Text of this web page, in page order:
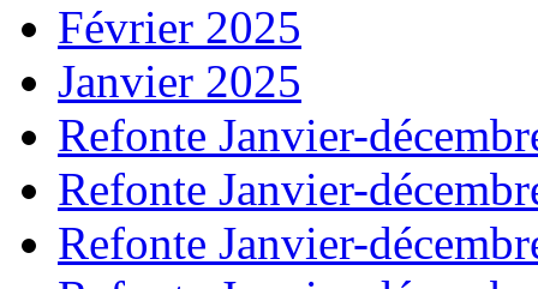
Février 2025
Janvier 2025
Refonte Janvier-
Refonte Janvier-
Refonte Janvier-